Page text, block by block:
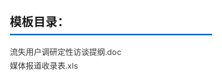
模板目录：
流失用户调研定性访谈提纲.doc
媒体报道收录表.xls